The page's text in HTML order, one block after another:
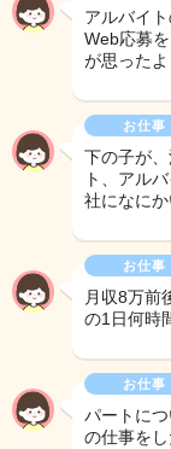
アルバイ
Web応募
が思った
お仕事
下の子が
ト、アル
社になに
お仕事
月収8万前
の1日何時
お仕事
パートに
の仕事を